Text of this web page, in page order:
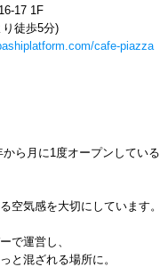
17 1F
り徒歩5分)
cafe-piazza
ら月に1度オープンしている
空気感を大切にしています。
で運営し、
と混ざれる場所に。